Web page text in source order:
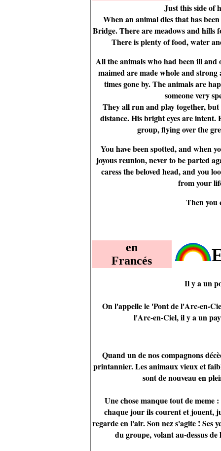
Just this side of
When an animal dies that has
Bridge. There are meadows and hills
There is plenty of food, water
All the animals who had been ill
maimed are made whole and
times gone by. The animals are
someone very
They all run and play together, but
distance. His bright eyes are
group, flying over the
You have been spotted, and when
joyous reunion, never to be parted
caress the beloved head, and you
from your
Then you
en
Francés
Il y a un
On l'appelle le 'Pont de l'Arc-en-
l'Arc-en-Ciel, il y a un
Quand un de nos compagnons
printannier. Les animaux vieux et
sont de nouveau en
Une chose manque tout de meme
chaque jour ils courent et jouent,
regarde en l'air. Son nez s'agite !
du groupe, volant au-dessus